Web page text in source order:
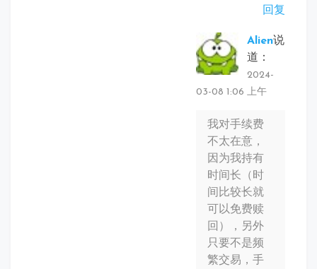
回复
Alien说
道：
2024-
03-08 1:06 上午
我对手续费
不太在意，
因为我持有
时间长（时
间比较长就
可以免费赎
回），另外
只要不是频
繁交易，手